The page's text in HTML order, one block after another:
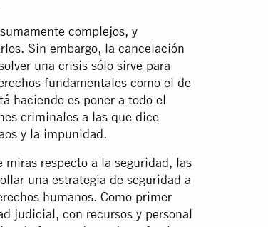
complejos, y
Sin embargo, la cancelación
una crisis sólo sirve para
fundamentales como el de
haciendo es poner a todo el
criminales a las que dice
y la impunidad.
respecto a la seguridad, las
una estrategia de seguridad a
humanos. Como primer
judicial, con recursos y personal